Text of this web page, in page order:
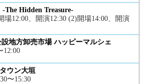
The Hidden Treasure-
場12:00、開演12:30 (2)開場14:00、開演
地方卸売市場 ハッピーマルシェ
12:00
ウン大垣
〜15:30